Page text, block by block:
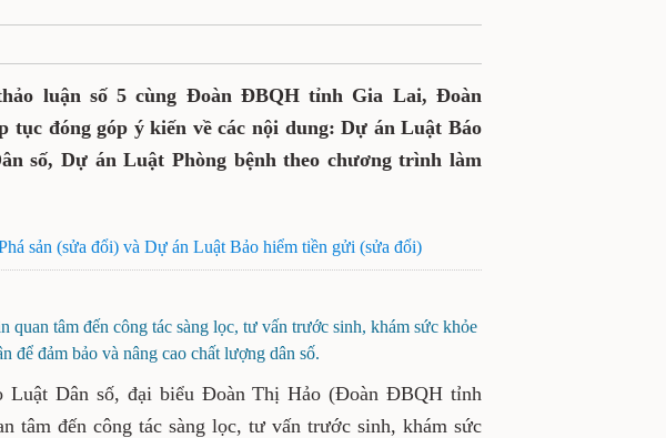
luận số 5 cùng Đoàn ĐBQH tỉnh Gia Lai, Đoàn
đóng góp ý kiến về các nội dung: Dự án Luật Báo
số, Dự án Luật Phòng bệnh theo chương trình làm
sản (sửa đổi) và Dự án Luật Bảo hiểm tiền gửi (sửa đổi)
tâm đến công tác sàng lọc, tư vấn trước sinh, khám sức khỏe
để đảm bảo và nâng cao chất lượng dân số.
Luật Dân số, đại biểu Đoàn Thị Hảo (Đoàn ĐBQH tỉnh
tâm đến công tác sàng lọc, tư vấn trước sinh, khám sức